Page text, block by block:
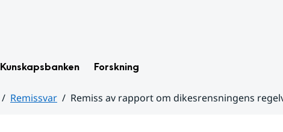
Kunskapsbanken Forskning
Remissvar
Remiss av rapport om dikesrensningens